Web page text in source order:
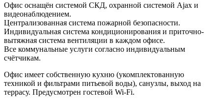
Офис оснащён системой СКД, охранной системой Ajax и
видеонаблюдением.
Централизованная система пожарной безопасности.
Индивидуальная система кондиционирования и приточно-
вытяжная система вентиляции в каждом офисе.
Все коммунальные услуги согласно индивидуальным
счётчикам.
Офис имеет собственную кухню (укомплектованную
техникой и фильтрами питьевой воды), санузлы, выход на
террасу. Предусмотрен гостевой Wi-Fi.